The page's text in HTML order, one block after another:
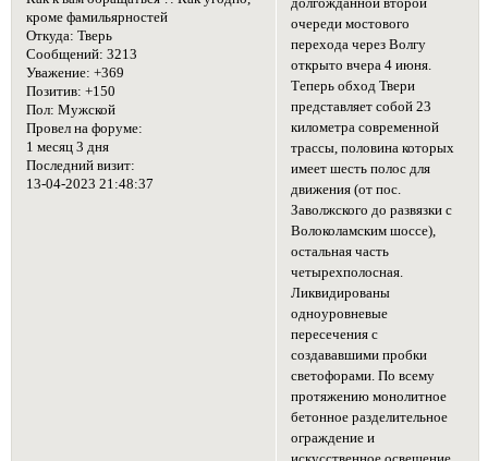
кроме фамильярностей
Откуда: Тверь
Сообщений: 3213
Уважение: +369
Позитив: +150
Пол: Мужской
Провел на форуме:
1 месяц 3 дня
Последний визит:
13-04-2023 21:48:37
долгожданной второй
очереди мостового
перехода через Волгу
открыто вчера 4 июня.
Теперь обход Твери
представляет собой 23
километра современной
трассы, половина которых
имеет шесть полос для
движения (от пос.
Заволжского до развязки с
Волоколамским шоссе),
остальная часть
четырехполосная.
Ликвидированы
одноуровневые
пересечения с
создававшими пробки
светофорами. По всему
протяжению монолитное
бетонное разделительное
ограждение и